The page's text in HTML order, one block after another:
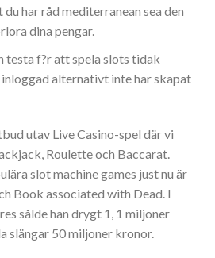
har råd mediterranean sea den
dina pengar.
testa f?r att spela slots tidak
alternativt inte har skapat
utav Live Casino-spel där vi
Roulette och Baccarat.
slot machine games just nu är
Book associated with Dead. I
sålde han drygt 1, 1 miljoner
slängar 50 miljoner kronor.